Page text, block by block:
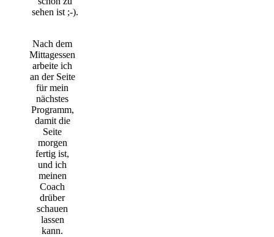
sehen ist ;-).
Nach dem
Mittagessen
arbeite ich
an der Seite
für mein
nächstes
Programm,
damit die
Seite
morgen
fertig ist,
und ich
meinen
Coach
drüber
schauen
lassen
kann.